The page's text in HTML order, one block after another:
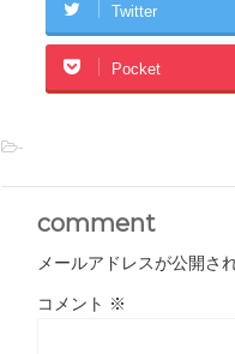
Twitter
Pocket
-
comment
メールアドレスが公開さ
コメント ※